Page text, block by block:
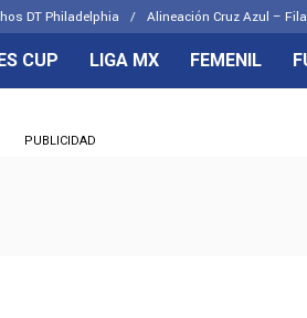
DT Philadelphia Alineación Cruz Azul –
CUP LIGA MX FEMENIL
PUBLICIDAD